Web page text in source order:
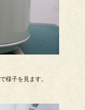
様子を見ます。